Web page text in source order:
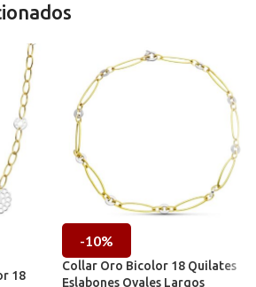
18
-10%
Collar Oro Bicolor 18 Quilates
Eslabones Ovales Largos